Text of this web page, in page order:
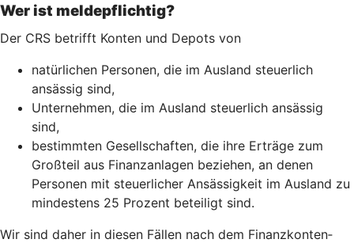
Wer ist meldepflichtig?
Der CRS betrifft Konten und Depots von
natürlichen Personen, die im Ausland steuerlich
ansässig sind,
Unternehmen, die im Ausland steuerlich ansässig
sind,
bestimmten Gesellschaften, die ihre Erträge zum
Großteil aus Finanzanlagen beziehen, an denen
Personen mit steuerlicher Ansässigkeit im Ausland zu
mindestens 25 Prozent beteiligt sind.
Wir sind daher in diesen Fällen nach dem Finanz­konten­